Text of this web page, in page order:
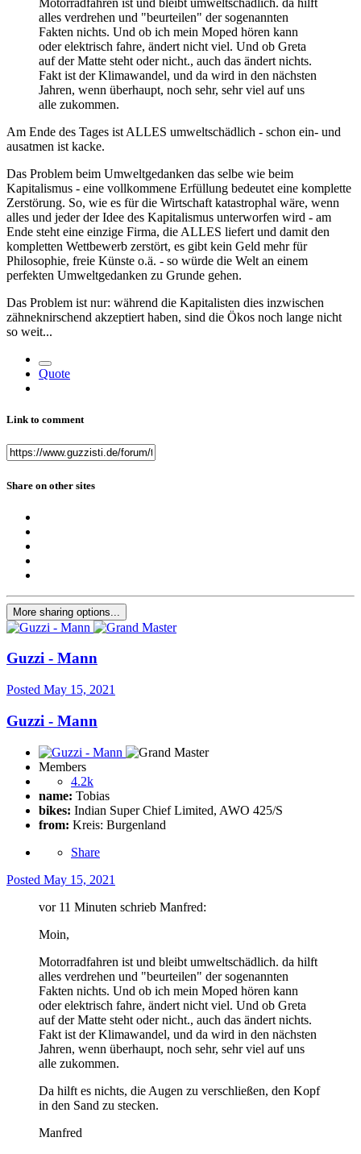
Motorradfahren ist und bleibt umweltschädlich. da hilft
alles verdrehen und "beurteilen" der sogenannten
Fakten nichts. Und ob ich mein Moped hören kann
oder elektrisch fahre, ändert nicht viel. Und ob Greta
auf der Matte steht oder nicht., auch das ändert nichts.
Fakt ist der Klimawandel, und da wird in den nächsten
Jahren, wenn überhaupt, noch sehr, sehr viel auf uns
alle zukommen.
Am Ende des Tages ist ALLES umweltschädlich - schon ein- und
ausatmen ist kacke.
Das Problem beim Umweltgedanken das selbe wie beim
Kapitalismus - eine vollkommene Erfüllung bedeutet eine komplette
Zerstörung. So, wie es für die Wirtschaft katastrophal wäre, wenn
alles und jeder der Idee des Kapitalismus unterworfen wird - am
Ende steht eine einzige Firma, die ALLES liefert und damit den
kompletten Wettbewerb zerstört, es gibt kein Geld mehr für
Philosophie, freie Künste o.ä. - so würde die Welt an einem
perfekten Umweltgedanken zu Grunde gehen.
Das Problem ist nur: während die Kapitalisten dies inzwischen
zähneknirschend akzeptiert haben, sind die Ökos noch lange nicht
so weit...
Quote
Link to comment
Share on other sites
More sharing options...
Guzzi - Mann
Posted May 15, 2021
Guzzi - Mann
Members
4.2k
name: Tobias
bikes: Indian Super Chief Limited, AWO 425/S
from: Kreis: Burgenland
Share
Posted May 15, 2021
vor 11 Minuten schrieb Manfred:
Moin,
Motorradfahren ist und bleibt umweltschädlich. da hilft
alles verdrehen und "beurteilen" der sogenannten
Fakten nichts. Und ob ich mein Moped hören kann
oder elektrisch fahre, ändert nicht viel. Und ob Greta
auf der Matte steht oder nicht., auch das ändert nichts.
Fakt ist der Klimawandel, und da wird in den nächsten
Jahren, wenn überhaupt, noch sehr, sehr viel auf uns
alle zukommen.
Da hilft es nichts, die Augen zu verschließen, den Kopf
in den Sand zu stecken.
Manfred